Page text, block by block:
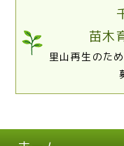
苗木
里山再生のた